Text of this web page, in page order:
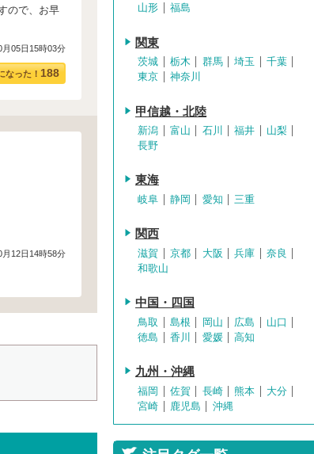
ので、お早
月05日15時03分
なった！ 188
月12日14時58分
山形
福島
関東
茨城 栃木 群馬 埼玉
千葉
東京
神奈川
甲信越・北陸
新潟 富山 石川 福井
山梨
長野
東海
岐阜 静岡 愛知 三重
関西
滋賀 京都 大阪 兵庫
奈良
和歌山
中国・四国
鳥取 島根 岡山 広島
山口
徳島
香川 愛媛 高知
九州・沖縄
福岡 佐賀 長崎 熊本
大分
宮崎
鹿児島 沖縄